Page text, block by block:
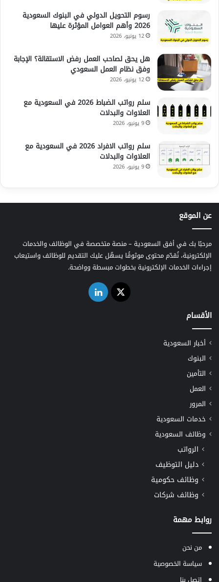
رسوم التحويل الدولي في البنوك السعودية
2026 وأهم العوامل المؤثرة عليها
12 يونيو، 2026
هل يحق لصاحب العمل رفض الاستقالة؟ الإجابة
وفق نظام العمل السعودي
12 يونيو، 2026
سلم رواتب الضباط 2026 في السعودية مع
العلاوات والبدلات
9 يونيو، 2026
سلم رواتب الافراد 2026 في السعودية مع
العلاوات والبدلات
9 يونيو، 2026
عن الموقع
مرحبًا بك في أفق السعودية – منصة متخصصة في الوظائف والخدمات
الإلكترونية، نُقدّم محتوى موثوقًا يسهّل عليك التقديم للوظائف واستيعاب
إجراءات الخدمات الإلكترونية بخطوات مبسطة وواضحة.
‫X لينكدإن
الأقسام
أخبار السعودية
البنوك
التأمين
العمل
المرور
خدمات السعودية
وظائف السعودية
الرواتب
دليل التوظيف
وظائف حكومية
وظائف شركات
روابط مهمة
من نحن
سياسة الخصوصية